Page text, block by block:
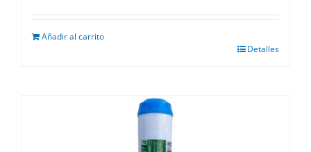
Añadir al carrito
Detalles